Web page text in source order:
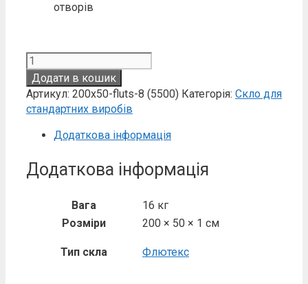
отворів
Скло
мм
флутекс
кількість
Додати в кошик
Артикул: 200х50-fluts-8 (5500) Категорія: Скло для
стандартних виробів
Додаткова інформація
Додаткова інформація
Вага
16 кг
Розміри
200 × 50 × 1 см
Тип скла Флютекс